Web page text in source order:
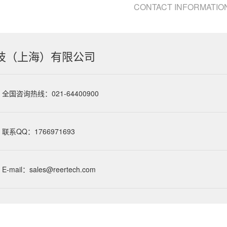
CONTACT
（上海）有限公司
全国咨询热线：021-64400900
联系QQ：1766971693
E-mail：sales@reertech.com